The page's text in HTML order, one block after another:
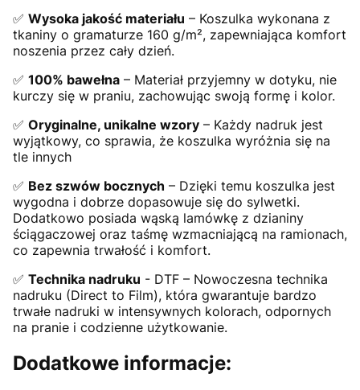
✅ Wysoka jakość materiału – Koszulka wykonana z
tkaniny o gramaturze 160 g/m², zapewniająca komfort
noszenia przez cały dzień.
✅ 100% bawełna – Materiał przyjemny w dotyku, nie
kurczy się w praniu, zachowując swoją formę i kolor.
✅ Oryginalne, unikalne wzory – Każdy nadruk jest
wyjątkowy, co sprawia, że koszulka wyróżnia się na
tle innych
✅ Bez szwów bocznych – Dzięki temu koszulka jest
wygodna i dobrze dopasowuje się do sylwetki.
Dodatkowo posiada wąską lamówkę z dzianiny
ściągaczowej oraz taśmę wzmacniającą na ramionach,
co zapewnia trwałość i komfort.
✅ Technika nadruku - DTF – Nowoczesna technika
nadruku (Direct to Film), która gwarantuje bardzo
trwałe nadruki w intensywnych kolorach, odpornych
na pranie i codzienne użytkowanie.
Dodatkowe informacje: